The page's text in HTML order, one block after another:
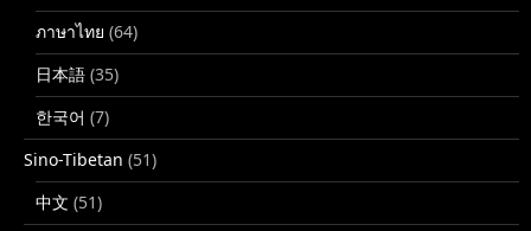
ภาษาไทย (64)
日本語 (35)
한국어 (7)
Sino-Tibetan (51)
中文 (51)